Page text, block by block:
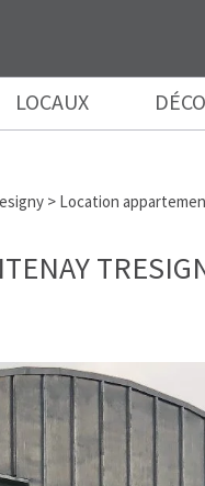
LOCAUX
> Location